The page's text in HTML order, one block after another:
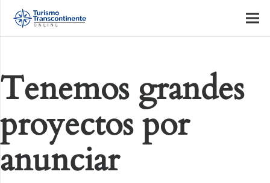
Tenemos grandes
proyectos por
anunciar